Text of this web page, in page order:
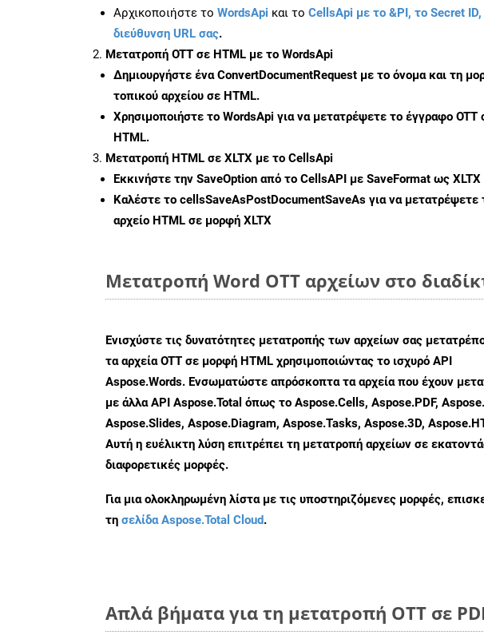
Αρχικοποιήστε το WordsApi και το CellsApi με το &PI, το Secret ID,
διεύθυνση URL σας.
Μετατροπή OTT σε HTML με το WordsApi
Δημιουργήστε έναConvertDocumentRequest με το όνομα και τη
τοπικού αρχείου σε HTML.
Χρησιμοποιήστε το WordsApi για να μετατρέψετε το έγγραφο OTT
HTML.
Μετατροπή HTML σε XLTX με το CellsApi
Εκκινήστε την SaveOption από το CellsAPI με SaveFormat ως XLTX
Καλέστε το cellsSaveAsPostDocumentSaveAs για να μετατρέψετε
αρχείο HTML σε μορφή XLTX
Μετατροπή Word OTT αρχείων στο
Ενισχύστε τις δυνατότητες μετατροπής των αρχείων σας
τα αρχεία OTT σε μορφή HTML χρησιμοποιώντας το ισχυρό API
Aspose.Words. Ενσωματώστε απρόσκοπτα τα αρχεία που έχουν
με άλλα API Aspose.Total όπως το Aspose.Cells, Aspose.PDF,
Aspose.Slides, Aspose.Diagram, Aspose.Tasks, Aspose.3D,
Αυτή η ευέλικτη λύση επιτρέπει τη μετατροπή αρχείων σε
διαφορετικές μορφές.
Για μια ολοκληρωμένη λίστα με τις υποστηριζόμενες μορφές,
τη σελίδα Aspose.Total Cloud.
Απλά βήματα για τη μετατροπή OTT σε